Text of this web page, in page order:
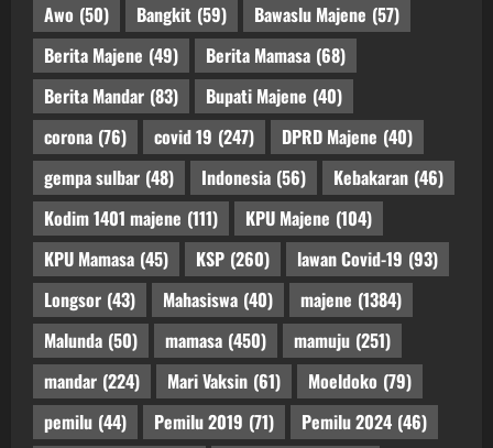
Awo (50) Bangkit (59) Bawaslu Majene (57)
Berita Majene (49) Berita Mamasa (68)
Berita Mandar (83) Bupati Majene (40)
corona (76) covid 19 (247) DPRD Majene (40)
gempa sulbar (48) Indonesia (56) Kebakaran (46)
Kodim 1401 majene (111) KPU Majene (104)
KPU Mamasa (45) KSP (260) lawan Covid-19 (93)
Longsor (43) Mahasiswa (40) majene (1384)
Malunda (50) mamasa (450) mamuju (251)
mandar (224) Mari Vaksin (61) Moeldoko (79)
pemilu (44) Pemilu 2019 (71) Pemilu 2024 (46)